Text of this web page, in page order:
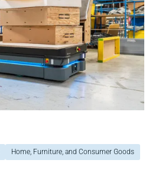
Home, Furniture, and Consumer Goods